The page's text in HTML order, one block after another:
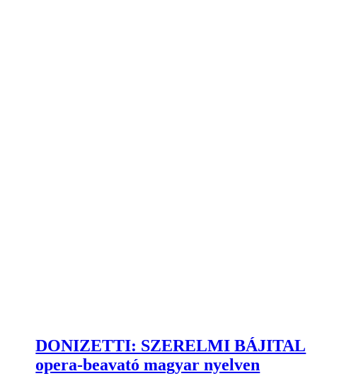
DONIZETTI: SZERELMI BÁJITAL
opera-beavató magyar nyelven